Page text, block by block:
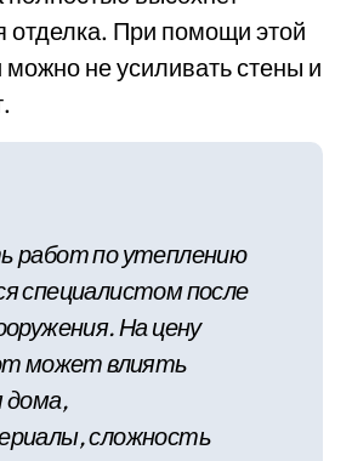
отделка. При помощи этой
можно не усиливать стены и
работ по утеплению
специалистом после
На цену
может влиять
дома,
сложность